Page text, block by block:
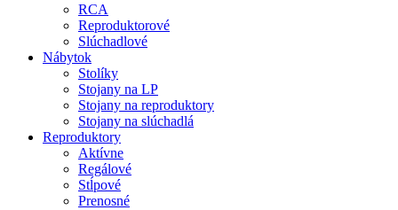
RCA
Reproduktorové
Slúchadlové
Nábytok
Stolíky
Stojany na LP
Stojany na reproduktory
Stojany na slúchadlá
Reproduktory
Aktívne
Regálové
Stĺpové
Prenosné